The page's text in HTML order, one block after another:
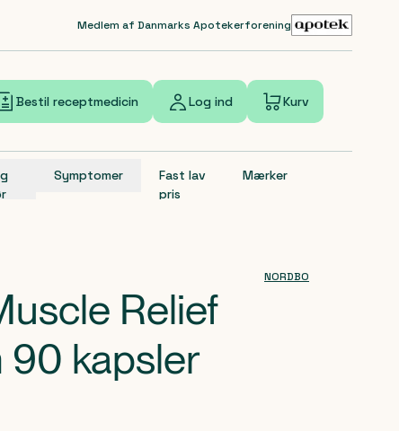
Medlem af Danmarks Apotekerforening
Bestil receptmedicin Log ind Kurv
Symptomer
Fast lav
pris
Mærker
NORDBO
Relief
90 kapsler